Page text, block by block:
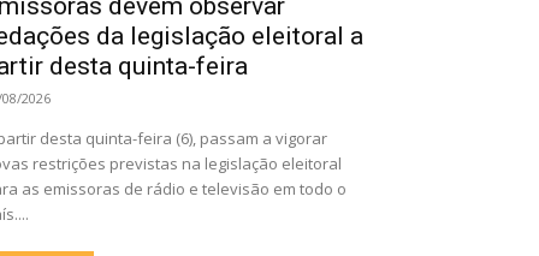
devem observar
da legislação eleitoral a
desta quinta-feira
2026
desta quinta-feira (6), passam a vigorar
restrições previstas na legislação eleitoral
as emissoras de rádio e televisão em todo o